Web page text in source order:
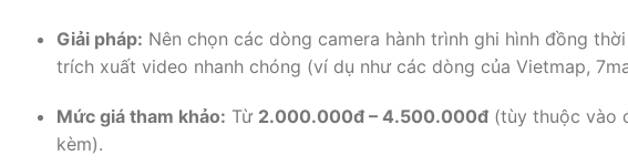
Giải pháp: Nên chọn các dòng camera hành trình ghi hình đồng
trích xuất video nhanh chóng (ví dụ như các dòng của Vietmap,
Mức giá tham khảo: Từ 2.000.000đ – 4.500.000đ(tùy thuộc vào
kèm).